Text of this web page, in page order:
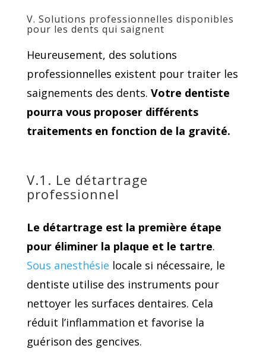
V. Solutions professionnelles disponibles
pour les dents qui saignent
Heureusement, des solutions
professionnelles existent pour traiter les
saignements des dents. Votre dentiste
pourra vous proposer différents
traitements en fonction de la gravité.
V.1. Le détartrage
professionnel
Le détartrage est la première étape
pour éliminer la plaque et le tartre.
Sous anesthésie locale si nécessaire, le
dentiste utilise des instruments pour
nettoyer les surfaces dentaires. Cela
réduit l’inflammation et favorise la
guérison des gencives.